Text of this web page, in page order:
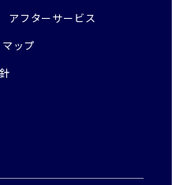
アフターサービス
ップ